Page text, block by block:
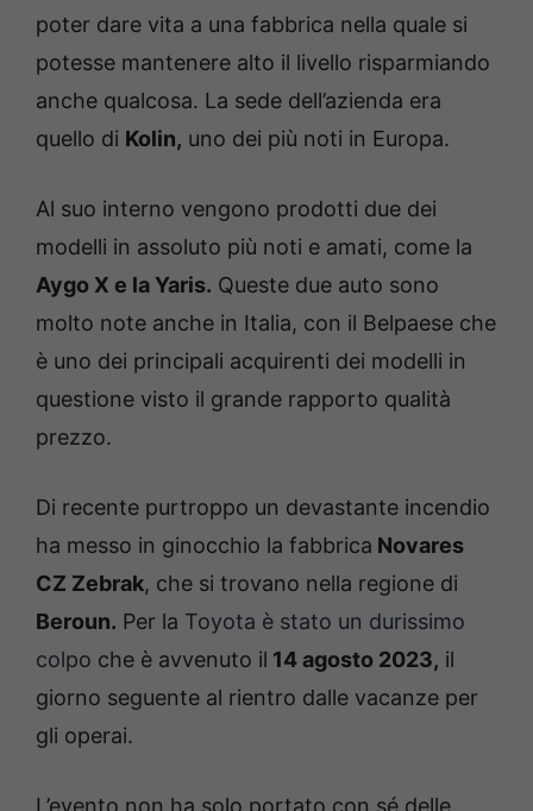
poter dare vita a una fabbrica nella quale si
potesse mantenere alto il livello risparmiando
anche qualcosa. La sede dell’azienda era
quello di Kolin, uno dei più noti in Europa.
Al suo interno vengono prodotti due dei
modelli in assoluto più noti e amati, come la
Aygo X e la Yaris. Queste due auto sono
molto note anche in Italia, con il Belpaese che
è uno dei principali acquirenti dei modelli in
questione visto il grande rapporto qualità
prezzo.
Di recente purtroppo un devastante incendio
ha messo in ginocchio la fabbrica Novares
CZ Zebrak, che si trovano nella regione di
Beroun. Per la Toyota è stato un durissimo
colpo che è avvenuto il 14 agosto 2023, il
giorno seguente al rientro dalle vacanze per
gli operai.
L’evento non ha solo portato con sé delle